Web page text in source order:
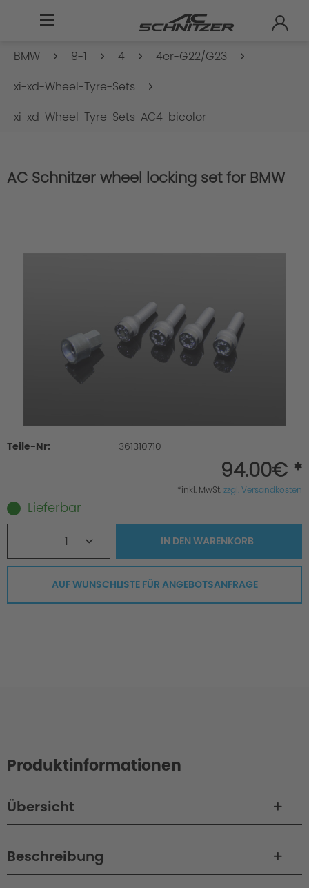
BMW 8-1 4
4er-G22/G23
xi-xd-Wheel-Tyre-Sets
xi-xd-Wheel-Tyre-Sets-AC4-bicolor
AC Schnitzer wheel locking set for BMW
Teile-Nr: 361310710
94.00€ *
*inkl. MwSt.zzgl. Versandkosten
Lieferbar
1 IN DENWARENKORB
AUF WUNSCHLISTE FÜR ANGEBOTSANFRAGE
Produktinformationen
Übersicht
Beschreibung